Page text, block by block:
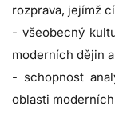
rozprava, jejímž
- všeobecný
moderních dějin
- schopnost
oblasti